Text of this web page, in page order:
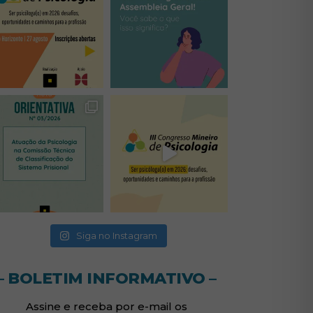
(abre em nova janela)
Siga no Instagram(abre em nova janela)
BOLETIM INFORMATIVO –
Assine e receba por e-mail os